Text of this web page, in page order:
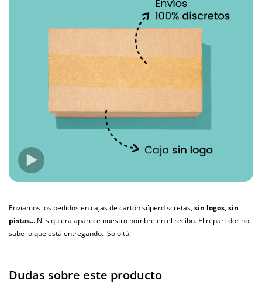
Enviamos los pedidos en cajas de cartón súperdiscretas,sin logos, sin
pistas... Ni siquiera aparece nuestro nombre en el recibo. El repartidor no
sabe lo que está entregando. ¡Solo tú!
Dudas sobre este producto